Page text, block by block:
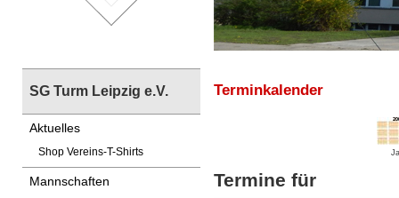
SG Turm Leipzig e.V.
Aktuelles
Shop Vereins-T-Shirts
Mannschaften
Terminkalender
Termine für